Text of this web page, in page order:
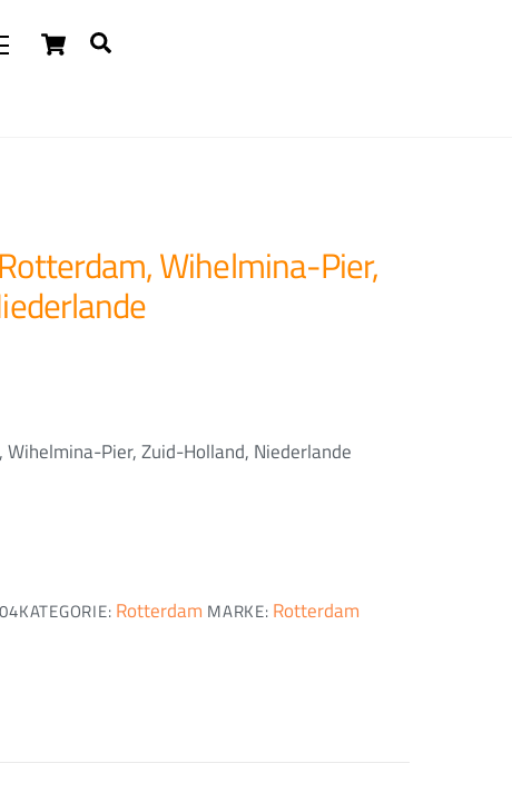
CartSuchen
Widgets
Wihelmina-Pier,
Pier, Zuid-Holland, Niederlande
KATEGORIE: Rotterdam MARKE: Rotterdam